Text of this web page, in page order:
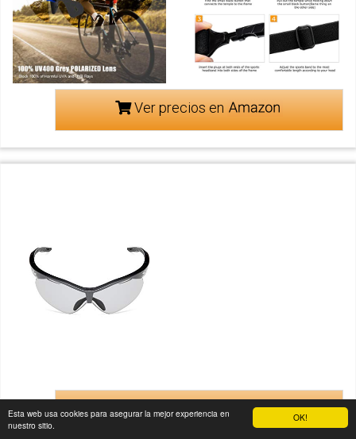
OK!
Esta web usa cookies para asegurar la mejor experiencia en
nuestro sitio.
Ver precios en
Ver precios en